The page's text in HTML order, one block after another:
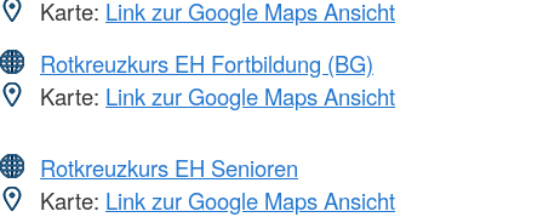
Karte: Link zur Google Maps Ansicht
Rotkreuzkurs EH Fortbildung (BG)
Karte: Link zur Google Maps Ansicht
Rotkreuzkurs EH Senioren
Karte: Link zur Google Maps Ansicht